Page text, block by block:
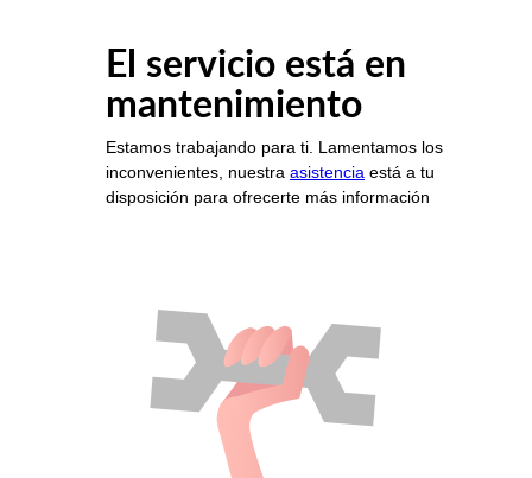
El servicio está en
mantenimiento
Estamos trabajando para ti. Lamentamos los
inconvenientes, nuestra asistencia está a tu
disposición para ofrecerte más información